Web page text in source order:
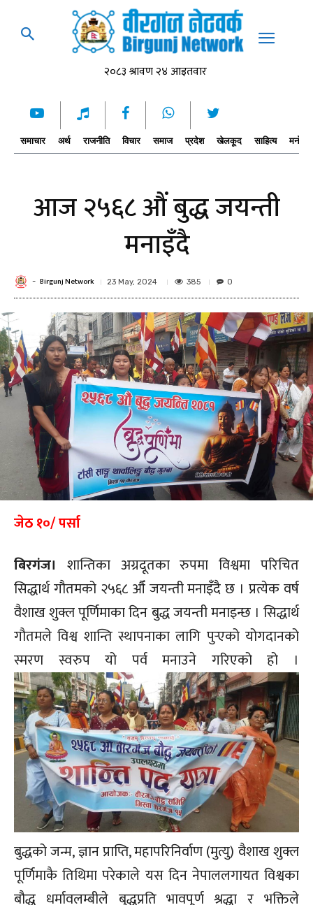
समाचार अर्थ राजनीति विचार समाज प्रदेश खेलकूद साहित्य
आज २५६८ औं बुद्ध जयन्ती
मनाइँदै
- Birgunj Network 23 May, 2024 385 0
जेठ १०/ पर्सा
बिरगंज। शान्तिका अग्रदूतका रुपमा विश्वमा परिचित
सिद्धार्थ गौतमको २५६८ औँ जयन्ती मनाइँदै छ । प्रत्येक वर्ष
वैशाख शुक्ल पूर्णिमाका दिन बुद्ध जयन्ती मनाइन्छ । सिद्धार्थ
गौतमले विश्व शान्ति स्थापनाका लागि पुर्‍एको योगदानको
स्मरण स्वरुप यो पर्व मनाउने गरिएको हो ।
बुद्धको जन्म, ज्ञान प्राप्ति, महापरिनिर्वाण (मुत्यु) वैशाख शुक्ल
पूर्णिमाकै तिथिमा परेकाले यस दिन नेपाललगायत विश्वका
बौद्ध धर्मावलम्बीले बुद्धप्रति भावपूर्ण श्रद्धा र भक्तिले